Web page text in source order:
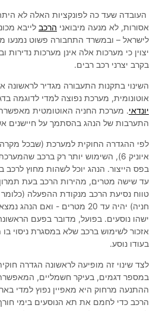
העובדה שעד כה לפונקציות האלה לא
אסורות, לא מנעה מיבואני הרכב לייבא
לישראל – ובמשרד התחבורה פשוט נמנעו
יצוין כי מערכות אלה אינן מערכות נדירות
בקרב יצרני רכב רבים.
השינוי בתקנות התעבורה מגדיר
אוטונומית, מערכת נפוצה למדי לדוגמה
יונדאי. מערכת החניה האוטומטית
התערבות של הנהג בהסתמך על חיישנים
לפי ההגדרה החוקית למערכת (שבכל מקרה
איוניק 6), השימוש יותר רק ברכב
בפס הייצור. הנהג יוכל לשהות מחוץ
טווח נסיעת הרכב מנקודת ההפעלה
חניה) יהיה עד 20 מטרים - ואם
ישהו נוסעים. בפועל, מדובר בפעם
אזכור לשימוש ברכב שלא במסגרת ניסוי
בעודו נוסע.
לצד שינוי זה מופיעה לראשונה הגדרה
במספר דגמים, בעיקר חשמליים,
ההתנעה מרחוק היא מאפיין נפוץ למדי
הרכב כדי לחמם את תא הנוסעים בימי